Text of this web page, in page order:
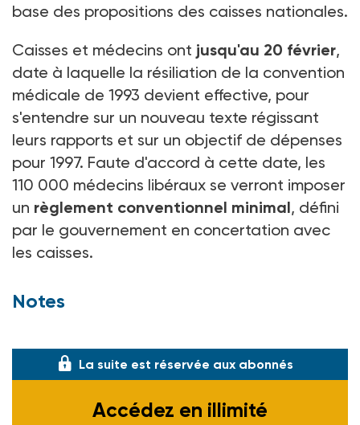
base des propositions des caisses nationales.
Caisses et médecins ont jusqu'au 20 février,
date à laquelle la résiliation de la convention
médicale de 1993 devient effective, pour
s'entendre sur un nouveau texte régissant
leurs rapports et sur un objectif de dépenses
pour 1997. Faute d'accord à cette date, les
110 000 médecins libéraux se verront imposer
un règlement conventionnel minimal, défini
par le gouvernement en concertation avec
les caisses.
Notes
La suite est réservée aux abonnés
Accédez en illimité